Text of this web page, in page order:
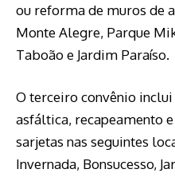
ou reforma de muros de
Monte Alegre, Parque
Taboão e Jardim Paraíso.
O terceiro convênio
asfáltica, recapeamento
sarjetas nas seguintes
Invernada, Bonsucesso,